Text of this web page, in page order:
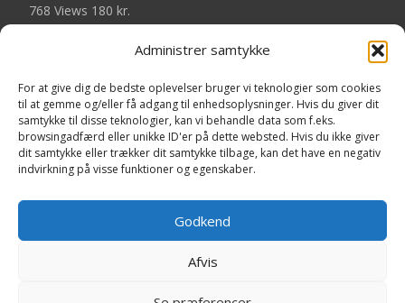
Administrer samtykke
For at give dig de bedste oplevelser bruger vi teknologier som cookies
til at gemme og/eller få adgang til enhedsoplysninger. Hvis du giver dit
samtykke til disse teknologier, kan vi behandle data som f.eks.
browsingadfærd eller unikke ID'er på dette websted. Hvis du ikke giver
dit samtykke eller trækker dit samtykke tilbage, kan det have en negativ
indvirkning på visse funktioner og egenskaber.
Godkend
Afvis
768 Views 180 kr.
Malaco Stjerner Lakrids - 92 gram
Pringles Hot & Spicy - 165 gram
743 Views40 kr.
Fini Krudttønder Tyggegummi